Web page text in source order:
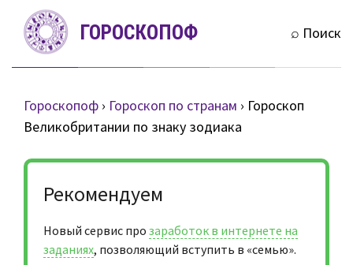
ГОРОСКОПОФ ⌕ Поиск
Гороскопоф › Гороскоп по странам › Гороскоп
Великобритании по знаку зодиака
Рекомендуем
Новый сервис про заработок в интернете на
заданиях, позволяющий вступить в «семью».